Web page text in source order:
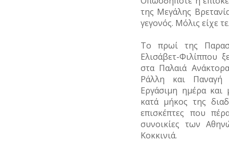
της Μεγάλης
γεγονός. Μόλις είχε
Το πρωί της
Ελισάβετ-Φιλίππου
στα Παλαιά
Ράλλη και Παναγή
Εργάσιμη ημέρα και
κατά μήκος της
επισκέπτες που
συνοικίες των
Κοκκινιά.